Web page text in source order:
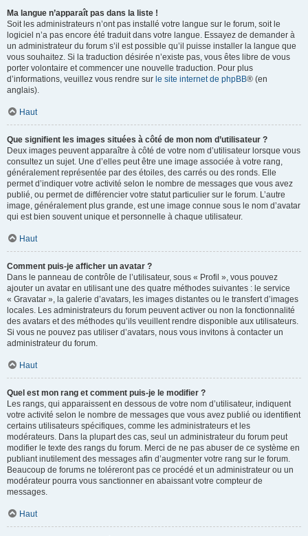
Ma langue n’apparaît pas dans la liste !
Soit les administrateurs n’ont pas installé votre langue sur le forum, soit le
logiciel n’a pas encore été traduit dans votre langue. Essayez de demander à
un administrateur du forum s’il est possible qu’il puisse installer la langue que
vous souhaitez. Si la traduction désirée n’existe pas, vous êtes libre de vous
porter volontaire et commencer une nouvelle traduction. Pour plus
d’informations, veuillez vous rendre sur le site internet de phpBB® (en
anglais).
Haut
Que signifient les images situées à côté de mon nom d’utilisateur ?
Deux images peuvent apparaître à côté de votre nom d’utilisateur lorsque vous
consultez un sujet. Une d’elles peut être une image associée à votre rang,
généralement représentée par des étoiles, des carrés ou des ronds. Elle
permet d’indiquer votre activité selon le nombre de messages que vous avez
publié, ou permet de différencier votre statut particulier sur le forum. L’autre
image, généralement plus grande, est une image connue sous le nom d’avatar
qui est bien souvent unique et personnelle à chaque utilisateur.
Haut
Comment puis-je afficher un avatar ?
Dans le panneau de contrôle de l’utilisateur, sous « Profil », vous pouvez
ajouter un avatar en utilisant une des quatre méthodes suivantes : le service
« Gravatar », la galerie d’avatars, les images distantes ou le transfert d’images
locales. Les administrateurs du forum peuvent activer ou non la fonctionnalité
des avatars et des méthodes qu’ils veuillent rendre disponible aux utilisateurs.
Si vous ne pouvez pas utiliser d’avatars, nous vous invitons à contacter un
administrateur du forum.
Haut
Quel est mon rang et comment puis-je le modifier ?
Les rangs, qui apparaissent en dessous de votre nom d’utilisateur, indiquent
votre activité selon le nombre de messages que vous avez publié ou identifient
certains utilisateurs spécifiques, comme les administrateurs et les
modérateurs. Dans la plupart des cas, seul un administrateur du forum peut
modifier le texte des rangs du forum. Merci de ne pas abuser de ce système en
publiant inutilement des messages afin d’augmenter votre rang sur le forum.
Beaucoup de forums ne toléreront pas ce procédé et un administrateur ou un
modérateur pourra vous sanctionner en abaissant votre compteur de
messages.
Haut